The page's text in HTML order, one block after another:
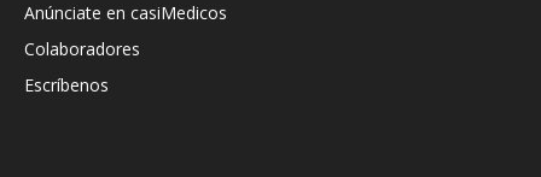
Anúnciate en casiMedicos
Colaboradores
Escríbenos